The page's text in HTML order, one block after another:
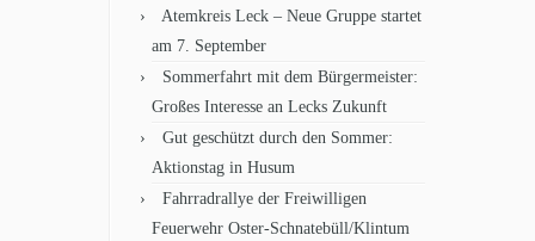
Atemkreis Leck – Neue Gruppe startet
am 7. September
Sommerfahrt mit dem Bürgermeister:
Großes Interesse an Lecks Zukunft
Gut geschützt durch den Sommer:
Aktionstag in Husum
Fahrradrallye der Freiwilligen
Feuerwehr Oster-Schnatebüll/Klintum